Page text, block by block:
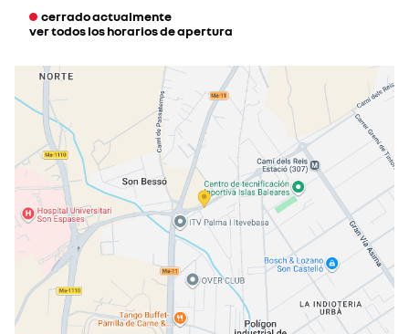
cerrado actualmente
ver todos los horarios de apertura
martes
09:00 - 19:00
miércoles
09:00 - 19:00
jueves
09:00 - 19:00
viernes
09:00 - 19:00
sábado
cerrado actualmente
domingo
cerrado actualmente